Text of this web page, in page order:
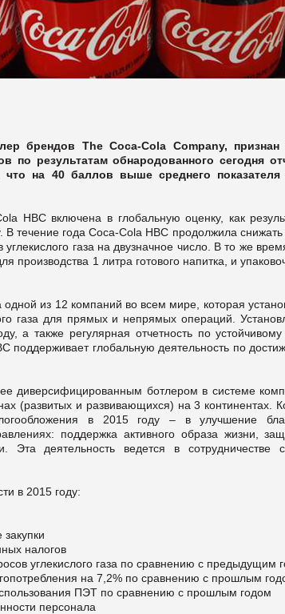
брендов The Coca-Cola Company,
по результатам обнародованного сегодня
что на 40 баллов выше среднего
HBC включена в глобальную оценку, как
В течение года Coca-Cola HBC продолжила
газа на двузначное число. В то же
производства 1 литра готового напитка, и
одной из 12 компаний во всем мире, которая
газа для прямых и непрямых операций.
а также регулярная отчетность по устойчивому
поддерживает глобальную деятельность по
диверсифицированным ботлером в системе
(развитых и развивающихся) на 3 континентах.
в 2015 году – в улучшение
поддержка активного образа жизни,
Эта деятельность ведется в сотрудничестве
в 2015 году:
налогов
углекислого газа по сравнению с предыдущим
на 7,2% по сравнению с прошлым
ПЭТ по сравнению с прошлым годом
персонала